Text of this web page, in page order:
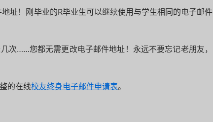
址！刚毕业的R毕业生可以继续使用与学生相同的电子邮件
次……您都无需更改电子邮件地址！永远不要忘记老朋友，
的在线校友终身电子邮件申请表。